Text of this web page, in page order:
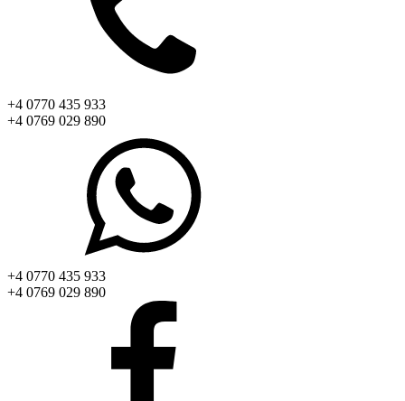
+4 0770 435 933
+4 0769 029 890
+4 0770 435 933
+4 0769 029 890